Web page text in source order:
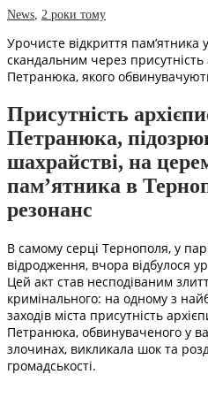
News 2 роки тому
Урочисте відкриття пам’ятника
скандальним через присутність
Петранюка, якого
Присутність
Петранюка,
шахрайстві, на
пам’ятника в
резонанс
В самому серці Тернополя, у
відродження, вчора відбулося
Цей акт став несподіваним
кримінального: на одному з
заходів міста присутність
Петранюка, обвинуваченого у
злочинах, викликала шок та
громадськості.